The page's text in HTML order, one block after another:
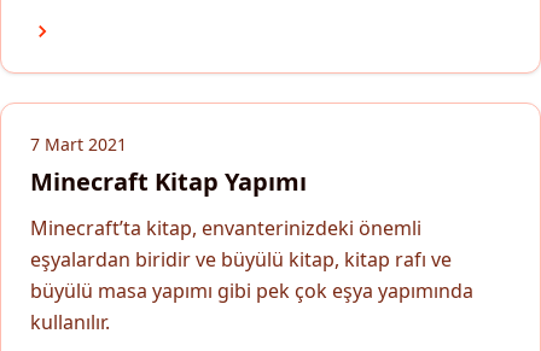
7 Mart 2021
Minecraft Kitap Yapımı
Minecraft’ta kitap, envanterinizdeki önemli
eşyalardan biridir ve büyülü kitap, kitap rafı ve
büyülü masa yapımı gibi pek çok eşya yapımında
kullanılır.